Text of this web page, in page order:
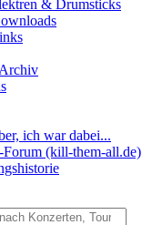
& Drumsticks
ich war dabei...
Forum (kill-them-all.de)